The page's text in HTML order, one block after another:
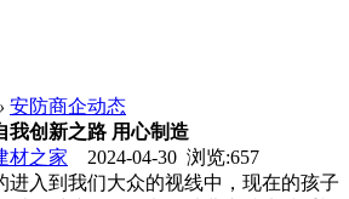
安防商企动态
我创新之路 用心制造
材之家 2024-04-30 浏览:657
进入到我们大众的视线中，现在的孩子